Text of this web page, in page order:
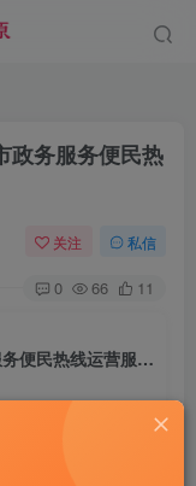
政务服务便民热
关注 私信
0 66 11
（不见面开标）公开招标：铜陵市政务服务便民热线运营服务项目招标公告